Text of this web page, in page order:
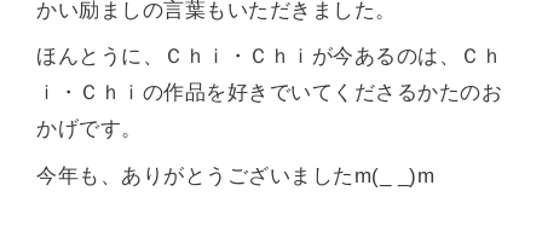
かい励ましの言葉もいただきました。
ほんとうに、Ｃｈｉ・Ｃｈｉが今あるのは、Ｃｈ
ｉ・Ｃｈｉの作品を好きでいてくださるかたのお
かげです。
今年も、ありがとうございましたm(_ _)m